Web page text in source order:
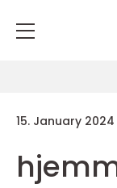
15. January 2024